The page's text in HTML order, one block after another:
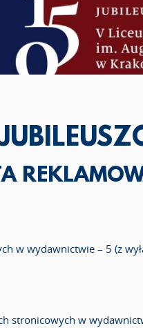
w wydawnictwie – 5 (z
stronicowych w